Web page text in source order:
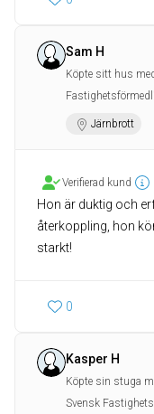
Sam H
Köpte sitt hus
Järnbrott
Verifierad kund
Hon är duktig och
återkoppling, hon
starkt!
0
Kasper H
Köpte sin stuga
Svensk